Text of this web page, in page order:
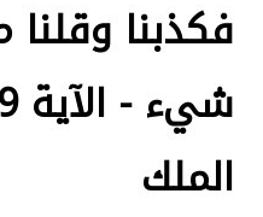
فكذبنا وقلنا
الملك